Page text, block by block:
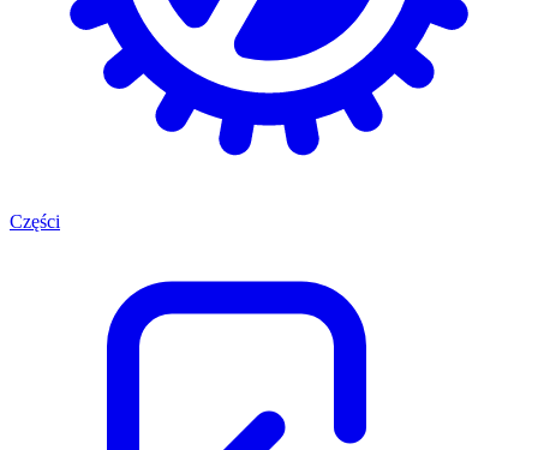
Części